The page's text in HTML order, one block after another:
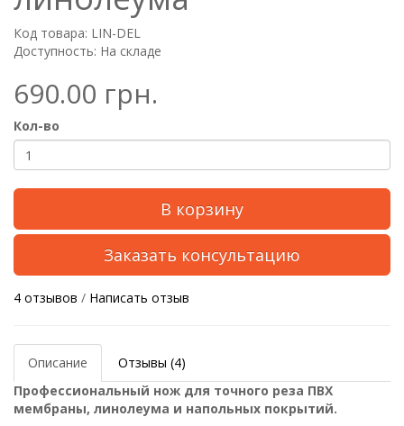
Код товара: LIN-DEL
Доступность: На складе
690.00 грн.
Кол-во
В корзину
Заказать консультацию
4 отзывов / Написать отзыв
Описание
Отзывы (4)
Профессиональный нож для точного реза ПВХ
мембраны, линолеума и напольных покрытий.